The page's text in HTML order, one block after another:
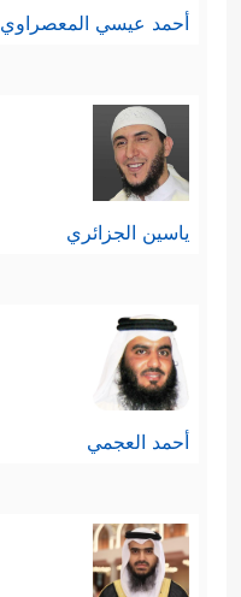
أحمد عيسي المعصراوي
ياسين الجزائري
أحمد العجمي